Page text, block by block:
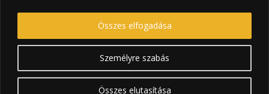
Személyre szabás
Összes elutasítása
Összes elfogadása
© 2026 tRENDrakó. Created using WordPress and
Colibri